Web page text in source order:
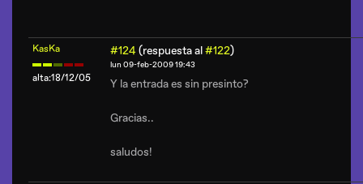
KasKa
alta:18/12/05
#124(respuesta al#122)
lun 09-feb-2009 19:43
Y la entrada es sin presinto?
Gracias..
saludos!